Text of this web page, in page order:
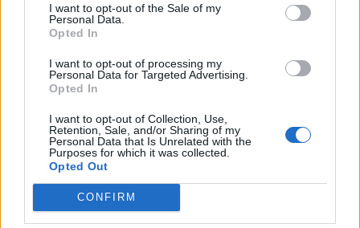
I want to opt-out of the Sale of my
Personal Data.
Opted In
I want to opt-out of processing my
Personal Data for Targeted Advertising.
Opted In
I want to opt-out of Collection, Use,
Retention, Sale, and/or Sharing of my
Personal Data that Is Unrelated with the
Purposes for which it was collected.
Opted Out
CONFIRM